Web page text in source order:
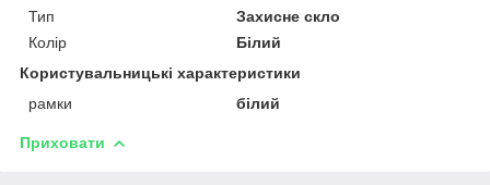
Тип
Захисне скло
Колір
Білий
Користувальницькі характеристики
рамки
білий
Приховати